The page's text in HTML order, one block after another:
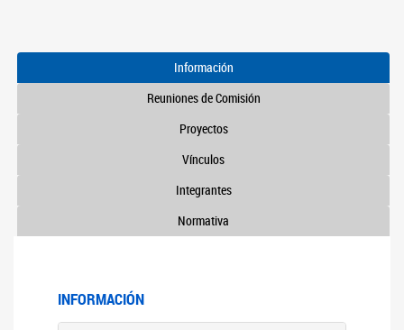
Información
Reuniones de Comisión
Proyectos
Vínculos
Integrantes
Normativa
INFORMACIÓN